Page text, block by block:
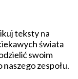
teksty na
świata
swoim
naszego zespołu.